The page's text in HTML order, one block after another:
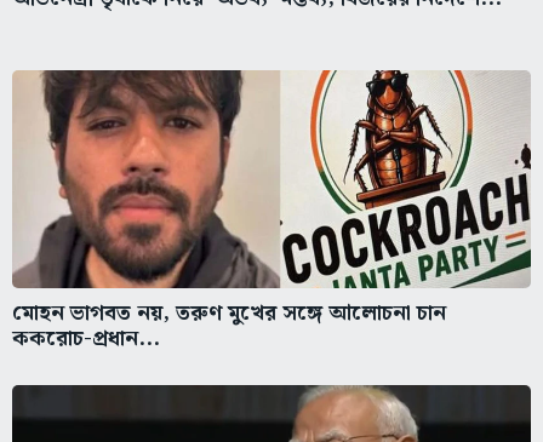
মোহন ভাগবত নয়, তরুণ মুখের সঙ্গে আলোচনা চান
ককরোচ-প্রধান...